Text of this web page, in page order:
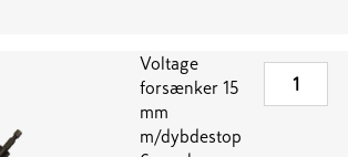
Voltage
forsænker 15
mm
m/dybdestop